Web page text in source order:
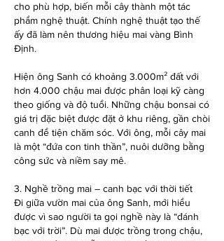
cho phù hợp, biến mỗi cây thành một tác
phẩm nghệ thuật. Chính nghệ thuật tạo thế
ấy đã làm nên thương hiệu mai vàng Bình
Định.
Hiện ông Sanh có khoảng 3.000m² đất với
hơn 4.000 chậu mai được phân loại kỹ càng
theo giống và độ tuổi. Những chậu bonsai có
giá trị đặc biệt được đặt ở khu riêng, gần chòi
canh để tiện chăm sóc. Với ông, mỗi cây mai
là một “đứa con tinh thần”, nuôi dưỡng bằng
công sức và niềm say mê.
3. Nghề trồng mai – canh bạc với thời tiết
Đi giữa vườn mai của ông Sanh, mới hiểu
được vì sao người ta gọi nghề này là “đánh
bạc với trời”. Dù mai được trồng trong chậu,